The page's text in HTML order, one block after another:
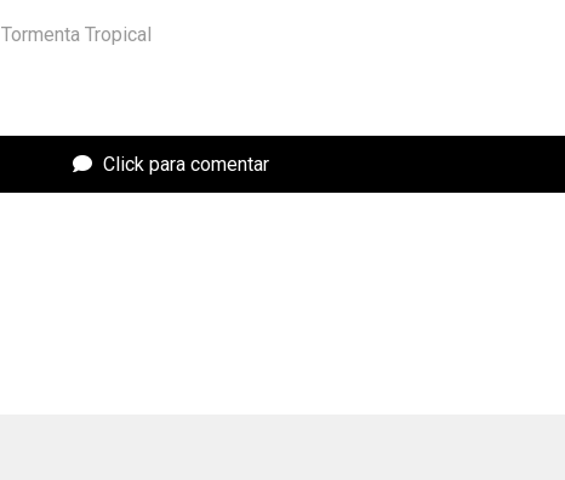
Tormenta Tropical
Click para comentar